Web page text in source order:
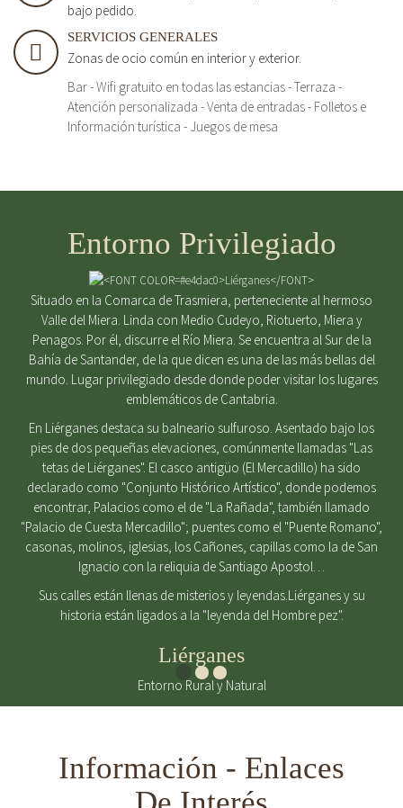
bajo pedido.
SERVICIOS GENERALES
Zonas de ocio común en interior y exterior.
Bar - Wifi gratuito en todas las estancias - Terraza -
Atención personalizada - Venta de entradas - Folletos e
Información turística - Juegos de mesa
Entorno Privilegiado
Situado en la Comarca de Trasmiera, perteneciente al hermoso
Valle del Miera. Linda con Medio Cudeyo, Riotuerto, Miera y
Penagos. Por él, discurre el Río Miera. Se encuentra al Sur de la
Bahía de Santander, de la que dicen es una de las más bellas del
mundo. Lugar privilegiado desde donde poder visitar los lugares
emblemáticos de Cantabria.
En Liérganes destaca su balneario sulfuroso. Asentado bajo los
pies de dos pequeñas elevaciones, comúnmente llamadas "Las
tetas de Liérganes". El casco antigüo (El Mercadillo) ha sido
declarado como "Conjunto Histórico Artístico", donde podemos
encontrar, Palacios como el de "La Rañada", también llamado
"Palacio de Cuesta Mercadillo"; puentes como el "Puente Romano",
casonas, molinos, iglesias, los Cañones, capillas como la de San
Ignacio con la reliquia de Santiago Apostol…
Sus calles están llenas de misterios y leyendas.Liérganes y su
historia están ligados a la "leyenda del Hombre pez".
Liérganes
Entorno Rural y Natural
Información - Enlaces